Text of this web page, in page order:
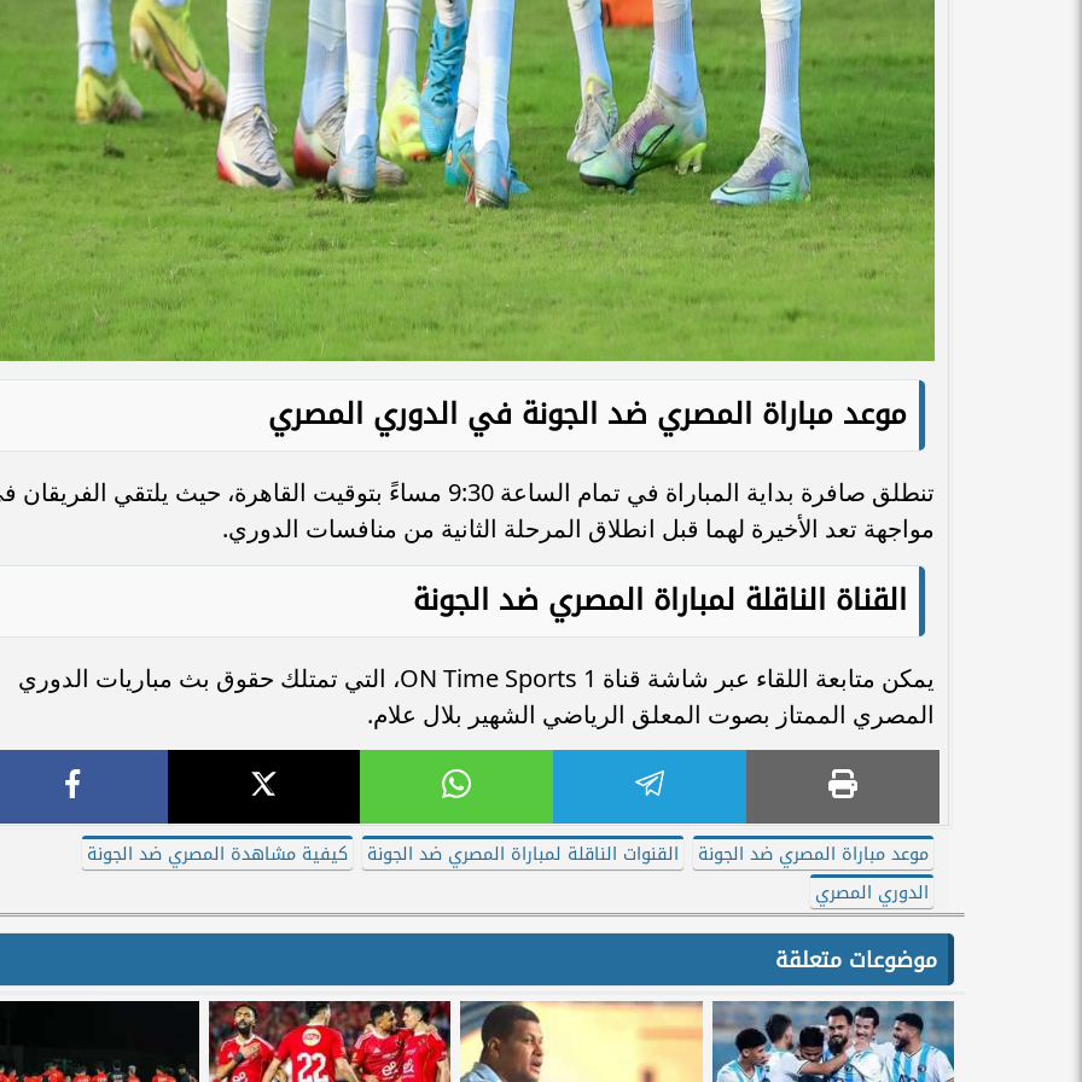
موعد مباراة المصري ضد الجونة في الدوري المصري
تنطلق صافرة بداية المباراة في تمام الساعة 9:30 مساءً بتوقيت القاهرة، حيث يلتقي
مواجهة تعد الأخيرة لهما قبل انطلاق المرحلة الثانية من منافسات الدوري.
القناة الناقلة لمباراة المصري ضد الجونة
يمكن متابعة اللقاء عبر شاشة قناة ON Time Sports 1، التي تمتلك حقوق بث مباريات الدوري
المصري الممتاز بصوت المعلق الرياضي الشهير بلال علام.
موعد مباراة المصري ضد الجونة القنوات الناقلة لمباراة المصري ضد الجونة
كيفية مشاهدة المصري ضد الجونة
الدوري المصري
موضوعات متعلقة